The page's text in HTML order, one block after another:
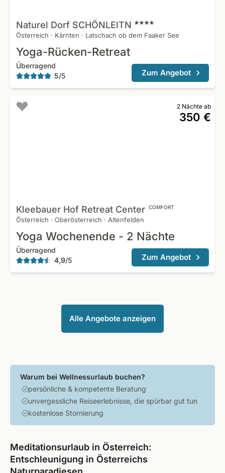
Naturel Dorf SCHÖNLEITN
Österreich · Kärnten · Latschach ob dem Faaker See
Yoga-Rücken-Retreat
Überragend
5/5 Zum Angebot
2 Nächte ab
350 €
Kleebauer Hof Retreat Center COMFORT
Österreich · Oberösterreich · Altenfelden
Yoga Wochenende - 2 Nächte
Überragend
4,9/5 Zum Angebot
Alle Angebote anzeigen
Warum bei Wellnessurlaub buchen?
persönliche & kompetente Beratung
unvergessliche Reiseerlebnisse, die spürbar gut tun
kostenlose Stornierung
Meditationsurlaub in Österreich:
Entschleunigung in Österreichs